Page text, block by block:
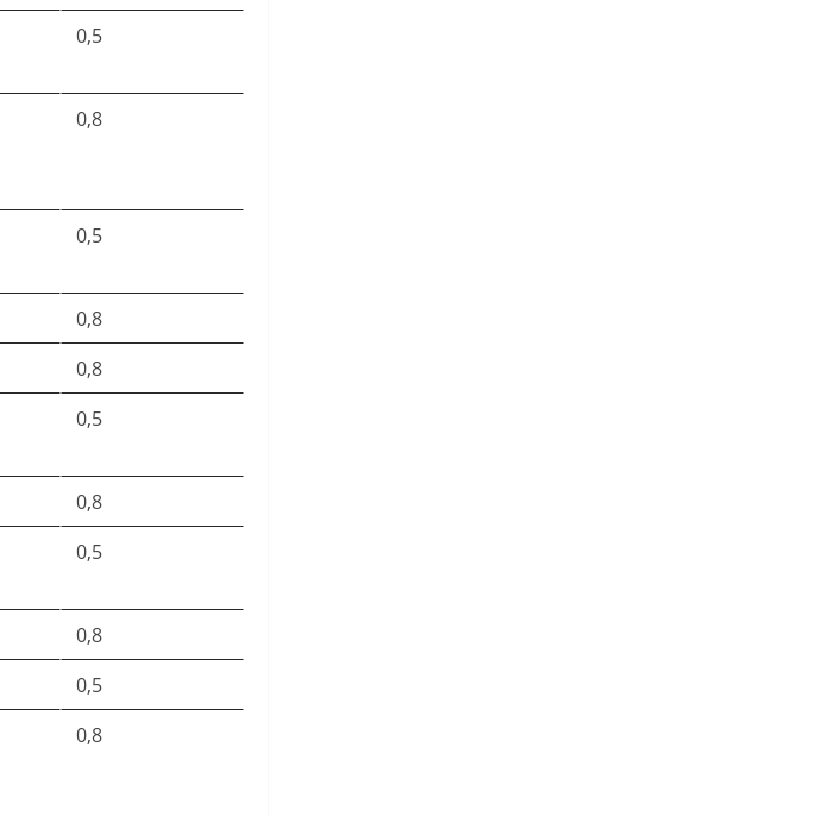
0,5
0,8
0,5
0,8
0,8
0,5
0,8
0,5
0,8
0,5
0,8